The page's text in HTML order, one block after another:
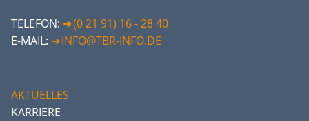
TELEFON:
(0 21 91) 16 - 28 40
E-MAIL:
INFO@TBR-INFO.DE
AKTUELLES
KARRIERE